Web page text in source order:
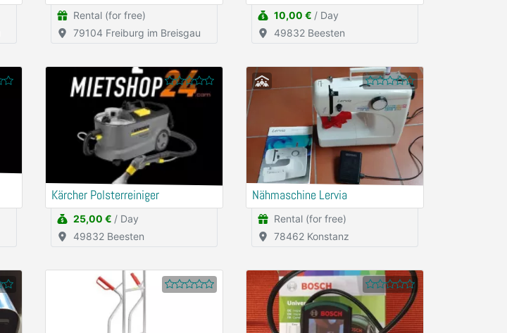
Rental (for free)
79104 Freiburg im Breisgau
10,00 € / Day
49832 Beesten
Kärcher Polsterreiniger
25,00 € / Day
49832 Beesten
Nähmaschine Lervia
Rental (for free)
78462 Konstanz